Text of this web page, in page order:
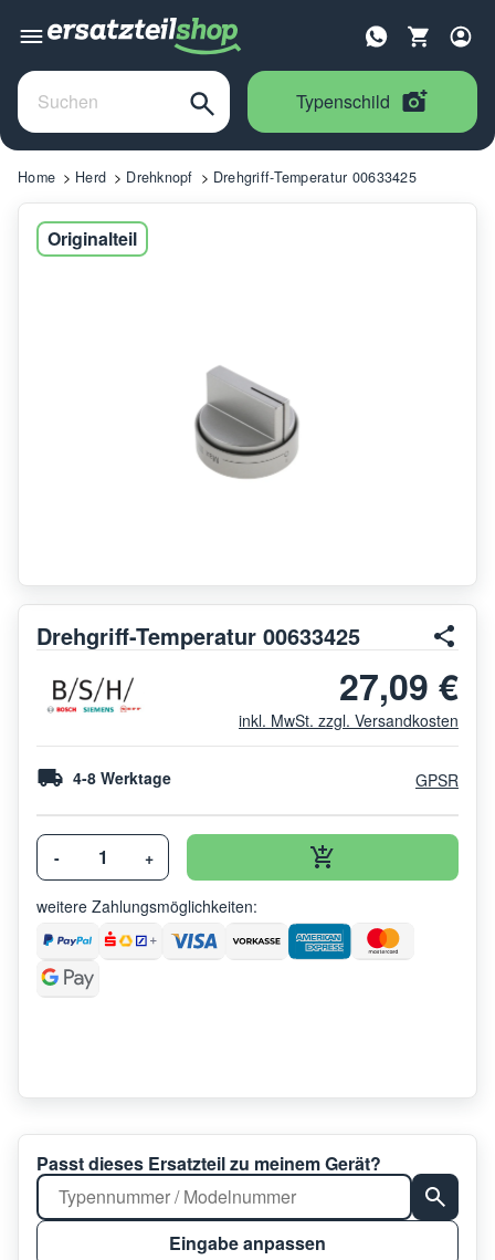
Typenschild
Home Herd Drehknopf Drehgriff-Temperatur 00633425
Originalteil
Drehgriff-Temperatur 00633425
27,09 €
inkl. MwSt. zzgl. Versandkosten
4-8 Werktage GPSR
- +
weitere Zahlungsmöglichkeiten:
Passt dieses Ersatzteil zu meinem Gerät?
Eingabe anpassen